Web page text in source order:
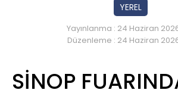
YEREL
Yayınlanma : 24 Haziran
Düzenleme : 24 Haziran
SİNOP